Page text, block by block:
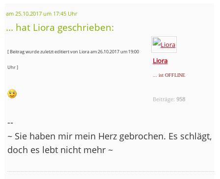
am 25.10.2017 um 17:45 Uhr
... hat Liora geschrieben:
Liora
... ist OFFLINE
Beiträge:958
[ Beitrag wurde zuletzt editiert von Liora am 26.10.2017 um 19:00
Uhr ]
--
~ Sie haben mir mein Herz gebrochen. Es schlägt,
doch es lebt nicht mehr ~